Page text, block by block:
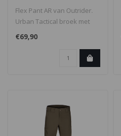
Flex Pant AR van Outrider.
Urban Tactical broek met
een hoog comfort en
praktisc..
€69,90